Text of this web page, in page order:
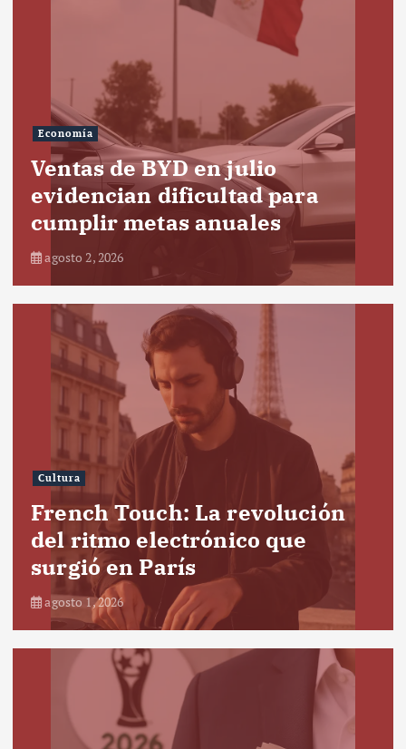
Economía
Ventas de BYD en julio
evidencian dificultad para
cumplir metas anuales
agosto 2, 2026
Cultura
French Touch: La revolución
del ritmo electrónico que
surgió en París
agosto 1, 2026